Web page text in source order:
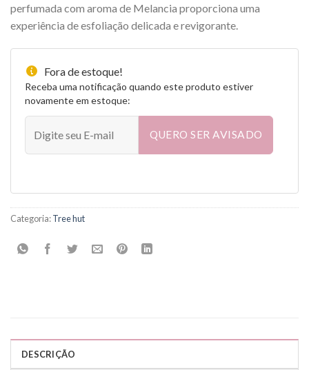
perfumada com aroma de Melancia proporciona uma
experiência de esfoliação delicada e revigorante.
Fora de estoque!
Receba uma notificação quando este produto estiver
novamente em estoque:
QUERO SER AVISADO
Categoria:Tree hut
DESCRIÇÃO